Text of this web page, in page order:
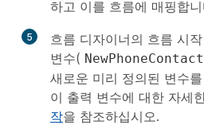
하고 이를 흐름에 매핑합
5
흐름 디자이너의 흐름 시
변수(
새로운 미리 정의된 변수
이 출력 변수에 대한 자세
작을 참조하십시오.